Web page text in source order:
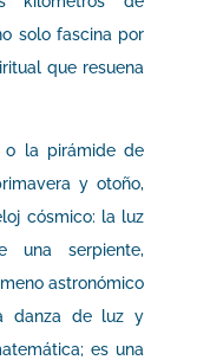
solo fascina por
que resuena
o la pirámide de
y otoño,
cósmico: la luz
serpiente,
astronómico
danza de luz y
es una